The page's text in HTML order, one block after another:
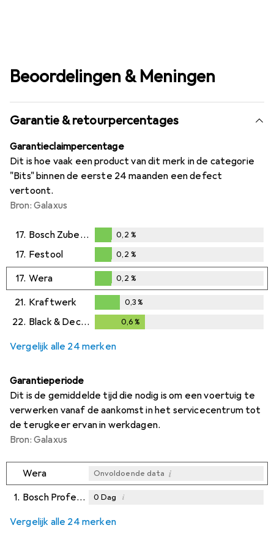
Beoordelingen & Meningen
Garantie & retourpercentages
Garantieclaimpercentage
Dit is hoe vaak een product van dit merk in de categorie
"Bits" binnen de eerste 24 maanden een defect
vertoont.
Bron: Galaxus
17. Bosch Zubehör
0,2%
0,2 %
17. Festool
0,2%
0,2 %
17. Wera
0,2%
0,2 %
21. Kraftwerk
0,3%
0,3%
22. Black & Decker 0,6 %
Vergelijk alle 24 merken
Garantieperiode
Dit is de gemiddelde tijd die nodig is om een voertuig te
verwerken vanaf de aankomst in het servicecentrum tot
de terugkeer ervan in werkdagen.
Bron: Galaxus
Wera Onvoldoende data i
1. Bosch Professional Zubehör 0 Dag i
Vergelijk alle 24 merken